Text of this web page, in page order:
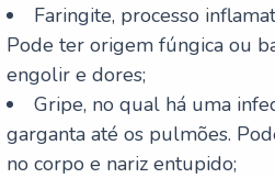
Faringite, processo
Pode ter origem fúngica ou
engolir e dores;
Gripe, no qual há uma
garganta até os pulmões.
no corpo e nariz entupido;